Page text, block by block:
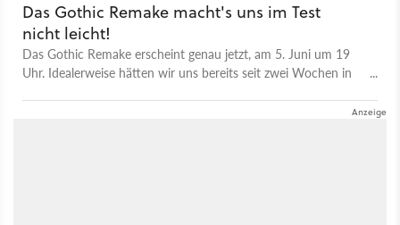
Das Gothic Remake macht's uns im Test
nicht leicht!
Das Gothic Remake erscheint genau jetzt, am 5. Juni um 19
Uhr. Idealerweise hätten wir uns bereits seit zwei Wochen in